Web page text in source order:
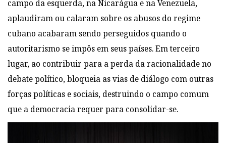
campo da esquerda, na Nicarágua e na Venezuela,
aplaudiram ou calaram sobre os abusos do regime
cubano acabaram sendo perseguidos quando o
autoritarismo se impôs em seus países. Em terceiro
lugar, ao contribuir para a perda da racionalidade no
debate político, bloqueia as vias de diálogo com outras
forças políticas e sociais, destruindo o campo comum
que a democracia requer para consolidar-se.